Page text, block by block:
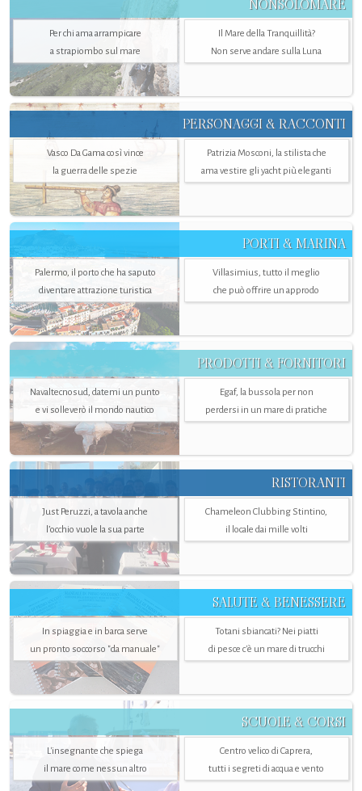
NONSOLOMARE
Per chi ama arrampicare
a strapiombo sul mare
Il Mare della Tranquillità?
Non serve andare sulla Luna
PERSONAGGI & RACCONTI
Vasco Da Gama così vince
la guerra delle spezie
Patrizia Mosconi, la stilista che
ama vestire gli yacht più eleganti
PORTI & MARINA
Palermo, il porto che ha saputo
diventare attrazione turistica
Villasimius, tutto il meglio
che può offrire un approdo
PRODOTTI & FORNITORI
Navaltecnosud, datemi un punto
e vi solleverò il mondo nautico
Egaf, la bussola per non
perdersi in un mare di pratiche
RISTORANTI
Just Peruzzi, a tavola anche
l’occhio vuole la sua parte
Chameleon Clubbing Stintino,
il locale dai mille volti
SALUTE & BENESSERE
In spiaggia e in barca serve
un pronto soccorso "da manuale"
Totani sbiancati? Nei piatti
di pesce c'è un mare di trucchi
SCUOLE & CORSI
L'insegnante che spiega
il mare come nessun altro
Centro velico di Caprera,
tutti i segreti di acqua e vento